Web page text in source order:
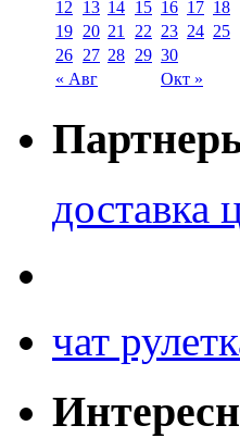
« Авг Окт »
12
13 14 15 16 17 18
19 20 21 22 23 24 25
26 27 28 29 30
доставка
чат